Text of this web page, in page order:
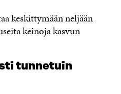
keskittymään neljään
keinoja kasvun
tunnetuin